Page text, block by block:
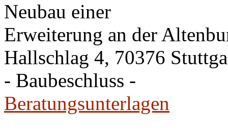
Neubau einer
Erweiterung an der
Hallschlag 4, 70376
- Baubeschluss -
Beratungsunterlagen